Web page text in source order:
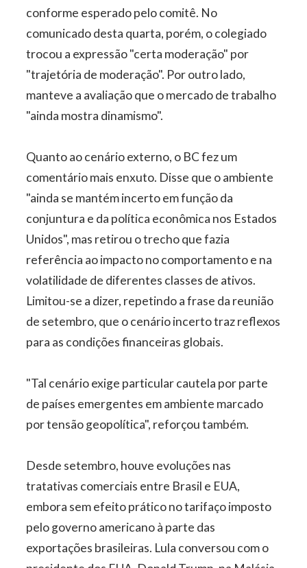
conforme esperado pelo comitê. No
comunicado desta quarta, porém, o colegiado
trocou a expressão "certa moderação" por
"trajetória de moderação". Por outro lado,
manteve a avaliação que o mercado de trabalho
"ainda mostra dinamismo".
Quanto ao cenário externo, o BC fez um
comentário mais enxuto. Disse que o ambiente
"ainda se mantém incerto em função da
conjuntura e da política econômica nos Estados
Unidos", mas retirou o trecho que fazia
referência ao impacto no comportamento e na
volatilidade de diferentes classes de ativos.
Limitou-se a dizer, repetindo a frase da reunião
de setembro, que o cenário incerto traz reflexos
para as condições financeiras globais.
"Tal cenário exige particular cautela por parte
de países emergentes em ambiente marcado
por tensão geopolítica", reforçou também.
Desde setembro, houve evoluções nas
tratativas comerciais entre Brasil e EUA,
embora sem efeito prático no tarifaço imposto
pelo governo americano à parte das
exportações brasileiras. Lula conversou com o